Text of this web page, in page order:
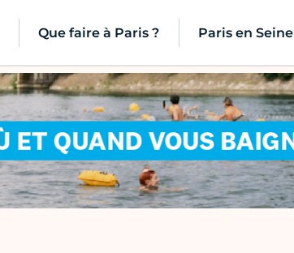
Que faire à Paris ? Paris en Seine